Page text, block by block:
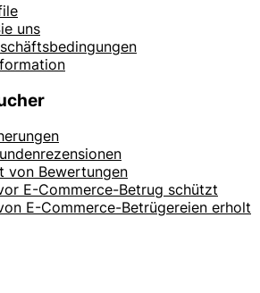
uns
von Bewertungen
E-Commerce-Betrug schützt
E-Commerce-Betrügereien erholt